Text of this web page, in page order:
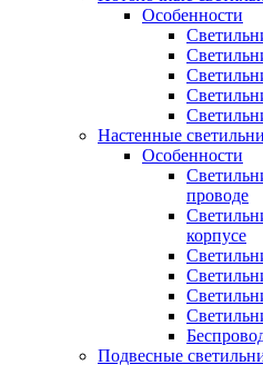
Особенности
Настенные
Особенности
проводе
корпусе
Подвесные